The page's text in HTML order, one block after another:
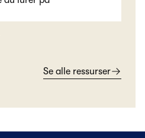
Se alle ressurser